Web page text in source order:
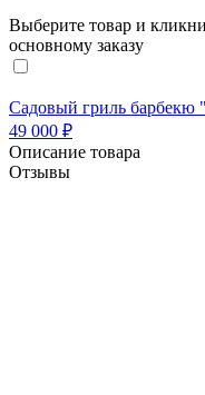
Выберите товар и
основному заказу
Садовый гриль барбекю
49 000 ₽
Описание товара
Отзывы